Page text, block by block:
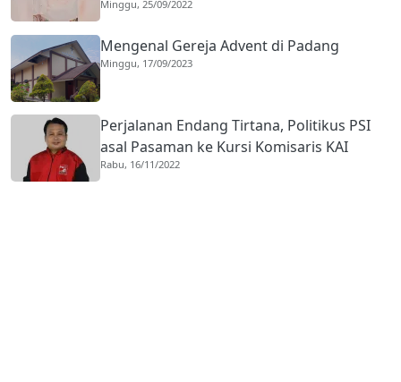
Minggu, 25/09/2022
Mengenal Gereja Advent di Padang
Minggu, 17/09/2023
Perjalanan Endang Tirtana, Politikus PSI
asal Pasaman ke Kursi Komisaris KAI
Rabu, 16/11/2022